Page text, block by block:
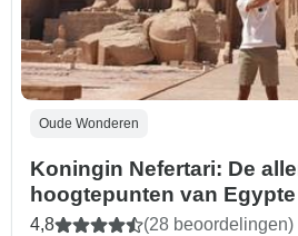
Oude Wonderen
Koningin Nefertari: De
hoogtepunten van
sterrenaccommodatie
4,8 (28 beoordelingen)